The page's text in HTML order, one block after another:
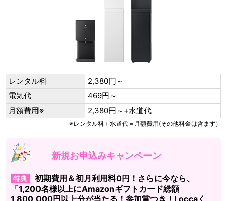
レンタル料
2,380円～
電気代
469円～
月額費用※
2,380円～+水道代
※レンタル料＋水道代＝月額費用(その他料金は含まず）
新規お申込みキャンペーン
特典
初期費用＆初月利用料0円！さらに今なら、
「1,200名様以上にAmazonギフトカード総額